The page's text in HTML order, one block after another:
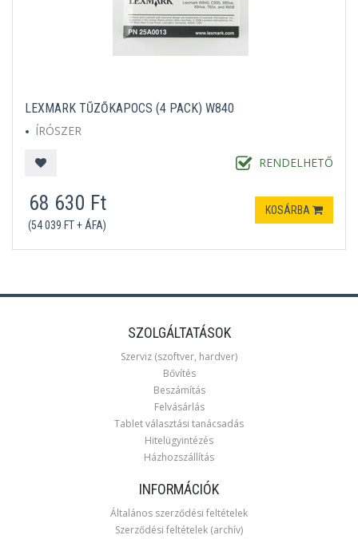
LEXMARK TŰZŐKAPOCS (4 PACK) W840
ÍRÓSZER
RENDELHETŐ
68 630 Ft
(54 039 FT + ÁFA)
KOSÁRBA
SZOLGÁLTATÁSOK
Szerviz (szoftver, hardver)
Bővítés
Beszámítás
Felvásárlás
Tablet választási tanácsadás
Hitelügyintézés
Házhozszállítás
INFORMÁCIÓK
Általános szerződési feltételek
Szerződési feltételek (archív)